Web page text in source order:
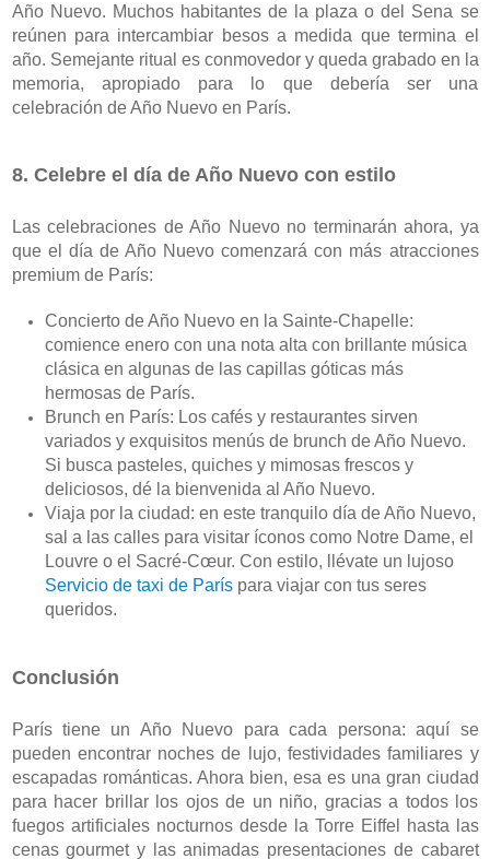
Año Nuevo. Muchos habitantes de la plaza o del Sena se
reúnen para intercambiar besos a medida que termina el
año. Semejante ritual es conmovedor y queda grabado en la
memoria, apropiado para lo que debería ser una
celebración de Año Nuevo en París.
8. Celebre el día de Año Nuevo con estilo
Las celebraciones de Año Nuevo no terminarán ahora, ya
que el día de Año Nuevo comenzará con más atracciones
premium de París:
Concierto de Año Nuevo en la Sainte-Chapelle:
comience enero con una nota alta con brillante música
clásica en algunas de las capillas góticas más
hermosas de París.
Brunch en París: Los cafés y restaurantes sirven
variados y exquisitos menús de brunch de Año Nuevo.
Si busca pasteles, quiches y mimosas frescos y
deliciosos, dé la bienvenida al Año Nuevo.
Viaja por la ciudad: en este tranquilo día de Año Nuevo,
sal a las calles para visitar íconos como Notre Dame, el
Servicio de taxi de París para viajar con tus seres
queridos.
Conclusión
París tiene un Año Nuevo para cada persona: aquí se
pueden encontrar noches de lujo, festividades familiares y
escapadas románticas. Ahora bien, esa es una gran ciudad
para hacer brillar los ojos de un niño, gracias a todos los
fuegos artificiales nocturnos desde la Torre Eiffel hasta las
cenas gourmet y las animadas presentaciones de cabaret